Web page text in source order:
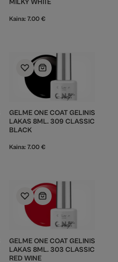
MILKY WHITE
Kaina: 7.00 €
GELME ONE COAT GELINIS
LAKAS 8ML. 309 CLASSIC
BLACK
Kaina: 7.00 €
GELME ONE COAT GELINIS
LAKAS 8ML. 303 CLASSIC
RED WINE